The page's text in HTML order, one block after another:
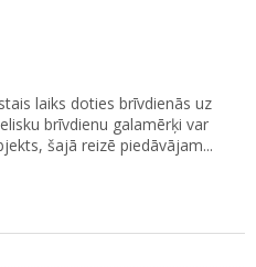
laiks doties brīvdienās uz
brīvdienu galamērķi var
šajā reizē piedāvājam...